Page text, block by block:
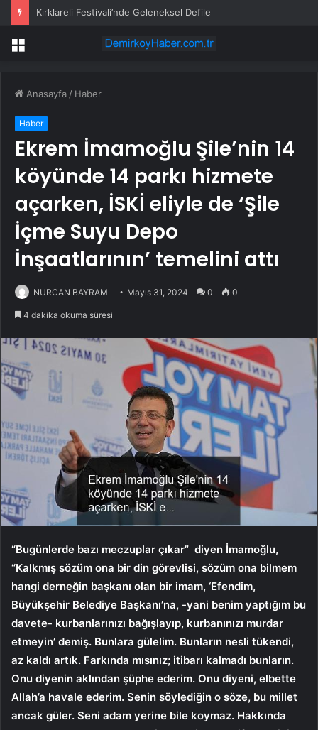
Kırklareli Festivali’nde Geleneksel Defile
Menü
Anasayfa / Haber
Haber
Ekrem İmamoğlu Şile’nin 14
köyünde 14 parkı hizmete
açarken, İSKİ eliyle de ‘Şile
İçme Suyu Depo
İnşaatlarının’ temelini attı
NURCAN BAYRAM Mayıs 31, 2024 0 0
4 dakika okuma süresi
“Bugünlerde bazı meczuplar çıkar” diyen İmamoğlu,
“Kalkmış sözüm ona bir din görevlisi, sözüm ona bilmem
hangi derneğin başkanı olan bir imam, ‘Efendim,
Büyükşehir Belediye Başkanı’na, -yani benim yaptığım bu
davete- kurbanlarınızı bağışlayıp, kurbanınızı murdar
etmeyin’ demiş. Bunlara gülelim. Bunların nesli tükendi,
az kaldı artık. Farkında mısınız; itibarı kalmadı bunların.
Onu diyenin aklından şüphe ederim. Onu diyeni, elbette
Allah’a havale ederim. Senin söylediğin o söze, bu millet
ancak güler. Seni adam yerine bile koymaz. Hakkında